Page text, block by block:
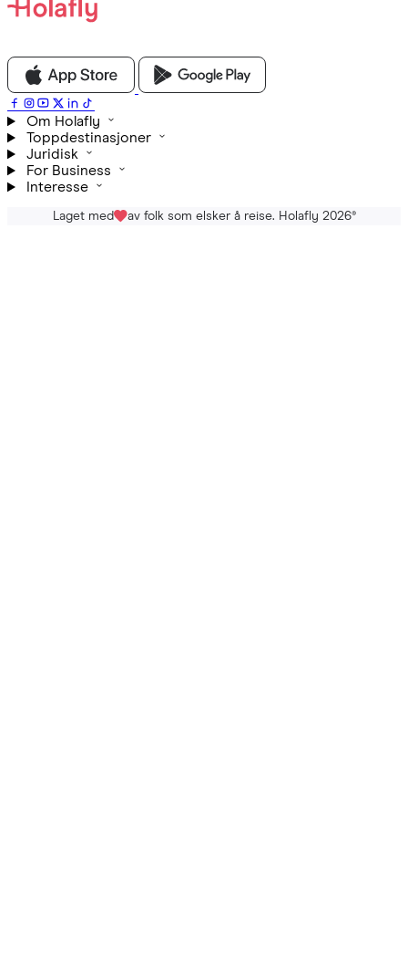
Om Holafly
Toppdestinasjoner
Juridisk
For Business
Interesse
Laget med av folk som elsker å reise. Holafly 2026®